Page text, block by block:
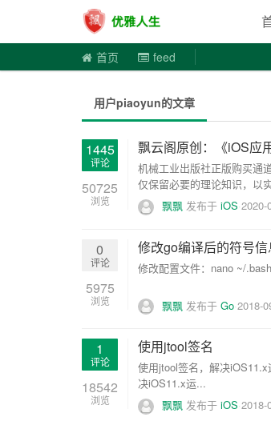
首页 feed
用户piaoyun的文章
1445
评论
50725
浏览
飘云阁原创：《iOS应
机械工业出版社正版购买通
仅保留必要的理论知识，以
飘飘 发布于 iOS 2020-
0
评论
5975
浏览
修改go编译后的符号信
修改配置文件：nano ~/
飘飘 发布于 Go 2018-
1
评论
18542
浏览
使用jtool签名
使用jtool签名，解决
决iOS11.x运...
飘飘 发布于 iOS 2018-